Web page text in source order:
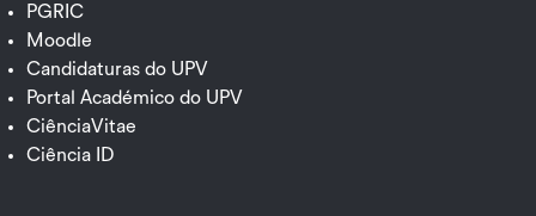
PGRIC
Moodle
Candidaturas do UPV
Portal Académico do UPV
CiênciaVitae
Ciência ID